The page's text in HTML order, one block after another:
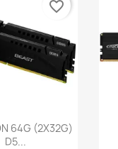
rapide
64G (2X32G)
D5...
favorite_border